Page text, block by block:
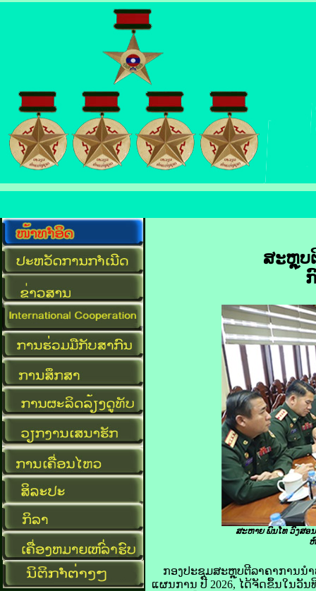
ສະຫຼຸບ
ສະຫາຍ ພົນໂທ ວົງສອ
ກອງປະຊຸມສະຫຼຸບຕີລາຄາການນໍາ
ແຜນການ ປີ 2026, ໄດ້ຈັດຂຶ້ນໃນວັນ